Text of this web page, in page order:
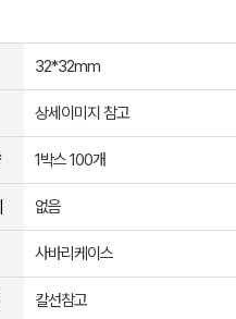
32*32mm
상세이미지 참고
1박스 100개
없음
사바리케이스
칼선참고